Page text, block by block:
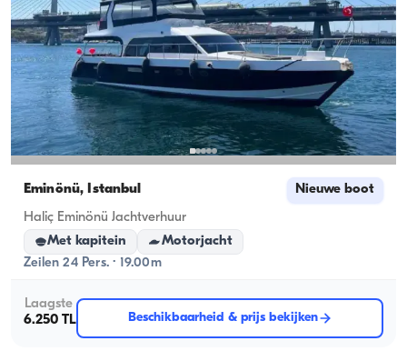
Eminönü, İstanbul Nieuwe boot
Haliç Eminönü Jachtverhuur
Met kapitein
Motorjacht
Zeilen 24 Pers. · 19.00m
Laagste
6.250 TL
Beschikbaarheid & prijs bekijken